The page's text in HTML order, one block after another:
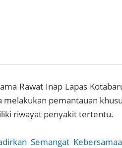
Rawat Inap Lapas
melakukan pemantauan
riwayat penyakit tertentu.
Semangat